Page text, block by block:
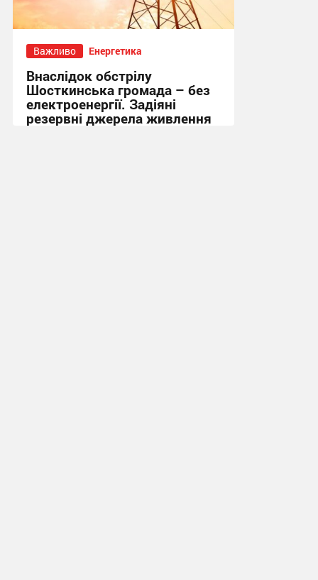
Важливо Енергетика
Внаслідок обстрілу
Шосткинська громада – без
електроенергії. Задіяні
резервні джерела живлення